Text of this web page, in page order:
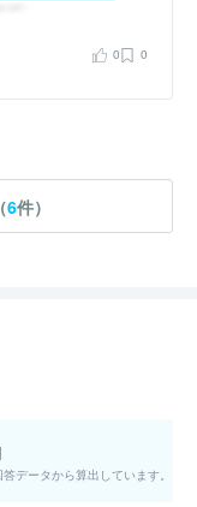
0 0
6件）
データから算出しています。